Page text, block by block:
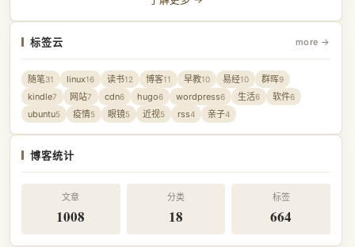
标签云 more →
随笔31 linux16 读书12 博客11 早教10 易经10 群晖9
kindle7 网站7 cdn6 hugo6 wordpress6 生活6 软件6
ubuntu5 疫情5 眼镜5 近视5 rss4 亲子4
博客统计
文章
1008
分类
18
标签
664